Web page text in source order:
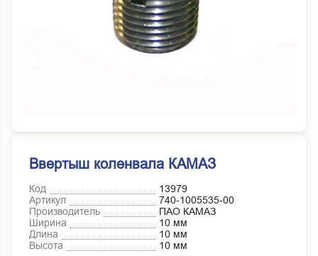
Ввертыш коленвала КАМАЗ
Код
13979
Артикул
740-1005535-00
Производитель
ПАО КАМАЗ
Ширина
10 мм
Длина
10 мм
Высота
10 мм